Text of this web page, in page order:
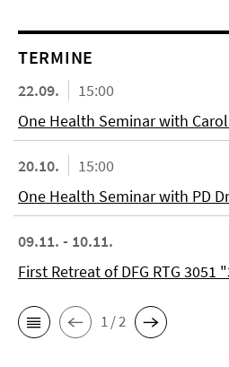
TERMINE
22.09.
15:00
One Health Seminar with
20.10.
15:00
One Health Seminar with PD
09.11. - 10.11.
First Retreat of DFG RTG 3051
1 / 2